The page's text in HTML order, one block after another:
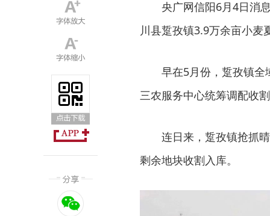
央广网信阳6月4日消
川县踅孜镇3.9万余亩小麦
早在5月份，踅孜镇
三农服务中心统筹调配收
连日来，踅孜镇抢抓
剩余地块收割入库。